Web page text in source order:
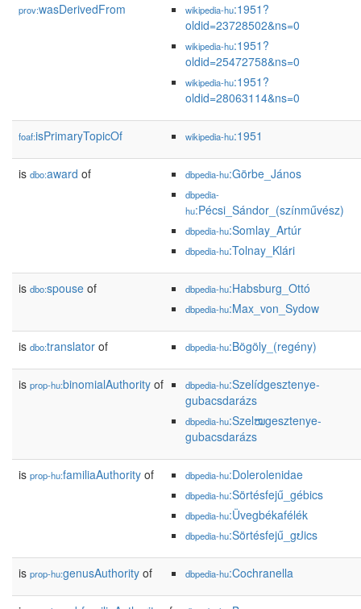
prov:wasDerivedFrom wikipedia-hu:1951?
oldid=23728502&ns=0
wikipedia-hu:1951?
oldid=25472758&ns=0
wikipedia-hu:1951?
oldid=28063114&ns=0
foaf:isPrimaryTopicOf wikipedia-hu:1951
is dbo:award of dbpedia-hu:Görbe_János
dbpedia-
hu:Pécsi_Sándor_(színművész)
dbpedia-hu:Somlay_Artúr
dbpedia-hu:Tolnay_Klári
is dbo:spouse of dbpedia-hu:Habsburg_Ottó
dbpedia-hu:Max_von_Sydow
is dbo:translator of dbpedia-hu:Bögöly_(regény)
is prop-hu:binomialAuthority of dbpedia-hu:Szelídgesztenye-
gubacsdarázs
dbpedia-hu:Szelໝgesztenye-
gubacsdarázs
is prop-hu:familiaAuthority of dbpedia-hu:Dolerolenidae
dbpedia-hu:Sörtésfejű_gébics
dbpedia-hu:Üvegbékafélék
dbpedia-hu:Sörtésfejű_gປics
is prop-hu:genusAuthority of dbpedia-hu:Cochranella